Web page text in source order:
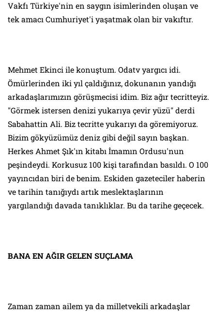
Vakfı Türkiye'nin en saygın isimlerinden oluşan ve
tek amacı Cumhuriyet'i yaşatmak olan bir vakıftır.
Mehmet Ekinci ile konuştum. Odatv yargıcı idi.
Ömürlerinden iki yıl çaldığınız, dokunanın yandığı
arkadaşlarımızın görüşmecisi idim. Biz ağır tecritteyiz.
"Görmek istersen denizi yukarıya çevir yüzü" derdi
Sabahattin Ali. Biz tecritte yukarıyı da göremiyoruz.
Bizim gökyüzümüz deniz gibi değil sayın başkan.
Herkes Ahmet Şık'ın kitabı İmamın Ordusu'nun
peşindeydi. Korkusuz 100 kişi tarafindan basıldı. O 100
yayıncıdan biri de benim. Eskiden gazeteciler haberin
ve tarihin tanığıydı artık meslektaşlarının
yargılandığı davada tanıklıklar. Bu da tarihe geçecek.
BANA EN AĞIR GELEN SUÇLAMA
Zaman zaman ailem ya da milletvekili arkadaşlar